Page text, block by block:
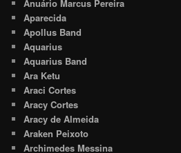
Anuário Marcus Pereira
Aparecida
Apollus Band
Aquarius
Aquarius Band
Ara Ketu
Araci Cortes
Aracy Cortes
Aracy de Almeida
Araken Peixoto
Archimedes Messina